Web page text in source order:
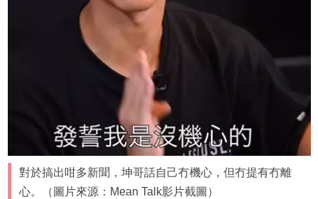
對於搞出咁多新聞，坤哥話自己冇機心，但冇提有冇離
心。（圖片來源：Mean Talk影片截圖）